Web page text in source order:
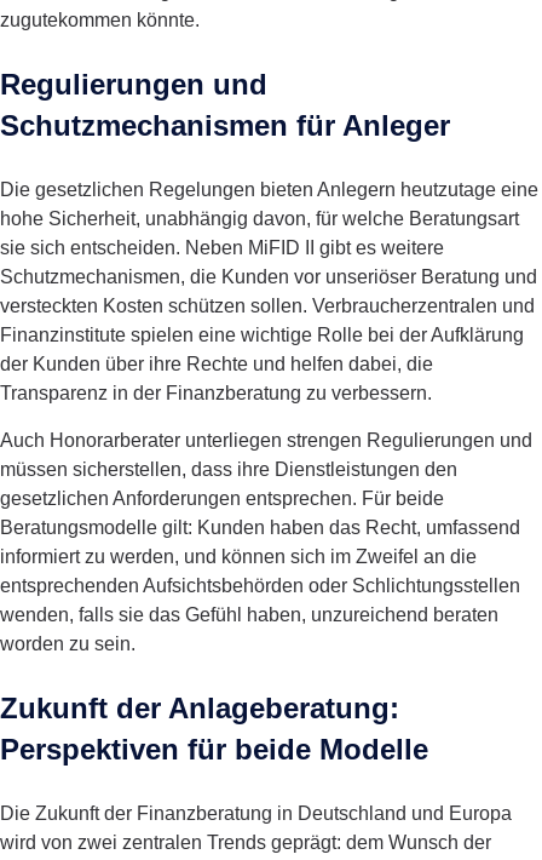
zugutekommen könnte.
Regulierungen und
Schutzmechanismen für Anleger
Die gesetzlichen Regelungen bieten Anlegern heutzutage eine
hohe Sicherheit, unabhängig davon, für welche Beratungsart
sie sich entscheiden. Neben MiFID II gibt es weitere
Schutzmechanismen, die Kunden vor unseriöser Beratung und
versteckten Kosten schützen sollen. Verbraucherzentralen und
Finanzinstitute spielen eine wichtige Rolle bei der Aufklärung
der Kunden über ihre Rechte und helfen dabei, die
Transparenz in der Finanzberatung zu verbessern.
Auch Honorarberater unterliegen strengen Regulierungen und
müssen sicherstellen, dass ihre Dienstleistungen den
gesetzlichen Anforderungen entsprechen. Für beide
Beratungsmodelle gilt: Kunden haben das Recht, umfassend
informiert zu werden, und können sich im Zweifel an die
entsprechenden Aufsichtsbehörden oder Schlichtungsstellen
wenden, falls sie das Gefühl haben, unzureichend beraten
worden zu sein.
Zukunft der Anlageberatung:
Perspektiven für beide Modelle
Die Zukunft der Finanzberatung in Deutschland und Europa
wird von zwei zentralen Trends geprägt: dem Wunsch der